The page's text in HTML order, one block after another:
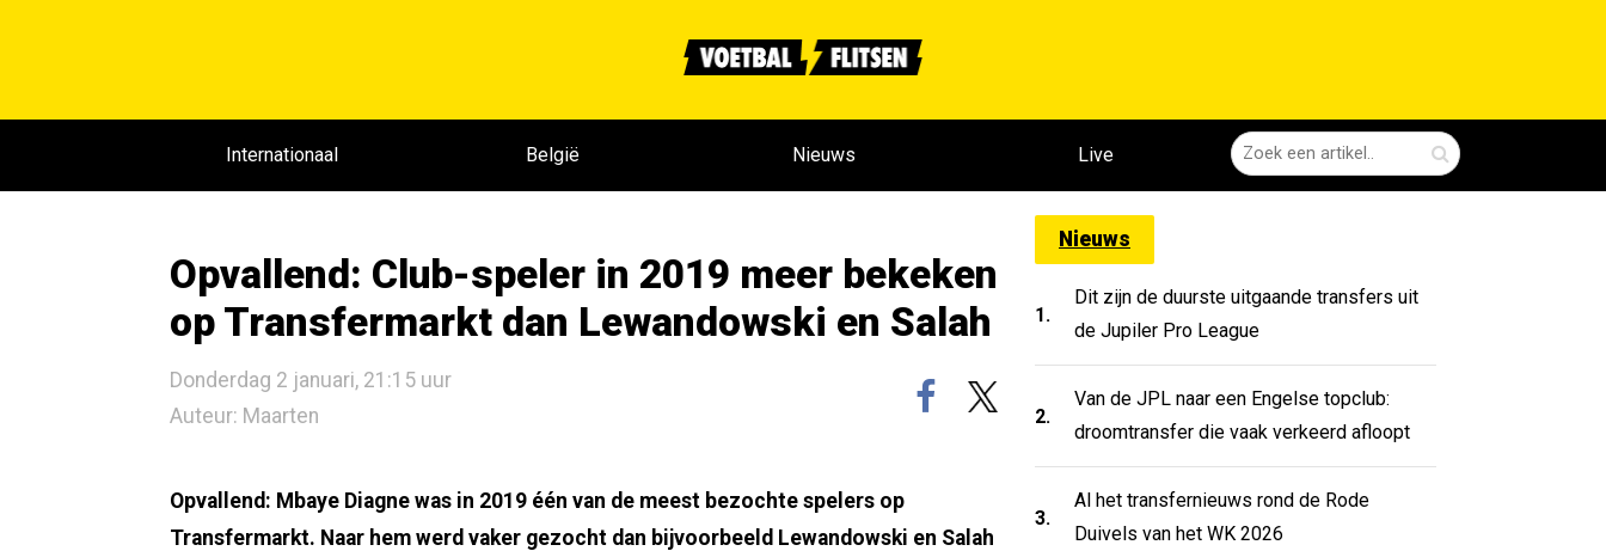
Internationaal België Nieuws Live
Opvallend: Club-speler in 2019 meer bekeken
op Transfermarkt dan Lewandowski en Salah
Donderdag 2 januari, 21:15 uur
Auteur: Maarten
Opvallend: Mbaye Diagne was in 2019 één van de meest bezochte spelers op
Transfermarkt. Naar hem werd vaker gezocht dan bijvoorbeeld Lewandowski en Salah
Nieuws
1.
Dit zijn de duurste uitgaande transfers uit
de Jupiler Pro League
2.
Van de JPL naar een Engelse topclub:
droomtransfer die vaak verkeerd afloopt
3.
Al het transfernieuws rond de Rode
Duivels van het WK 2026